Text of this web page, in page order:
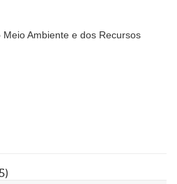
Ambiente e dos Recursos